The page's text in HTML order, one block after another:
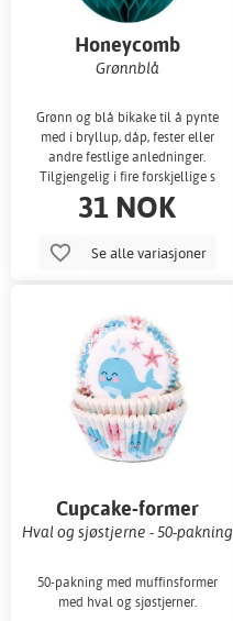
Honeycomb
Grønnblå
Grønn og blå bikake til å pynte
med i bryllup, dåp, fester eller
andre festlige anledninger.
Tilgjengelig i fire forskjellige s
31 NOK
Se alle variasjoner
Cupcake-former
Hval og sjøstjerne - 50-pakning
50-pakning med muffinsformer
med hval og sjøstjerner.